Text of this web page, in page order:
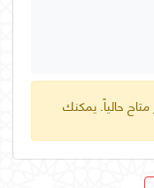
حالياً. يمكنك